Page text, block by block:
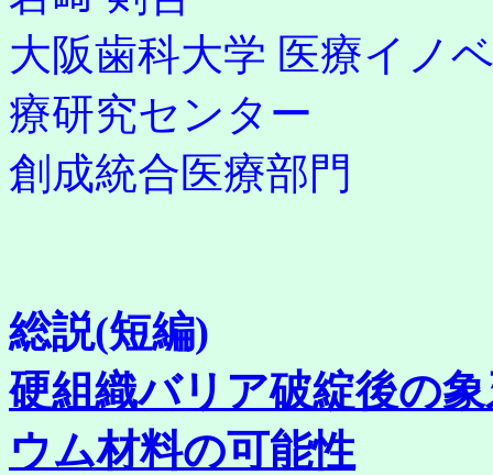
大阪歯科大学 医療イノ
療研究センター
創成統合医療部門
総説(短編)
硬組織バリア破綻後の
ウム材料の可能性